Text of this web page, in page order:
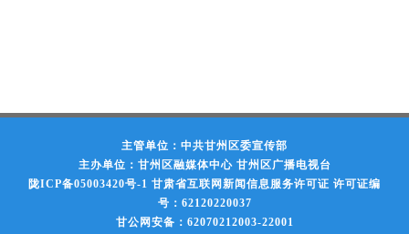
主管单位：中共甘州区委宣传部
主办单位：甘州区融媒体中心 甘州区广播电视台
陇ICP备05003420号-1 甘肃省互联网新闻信息服务许可证 许可证编
号：62120220037
甘公网安备：62070212003-22001